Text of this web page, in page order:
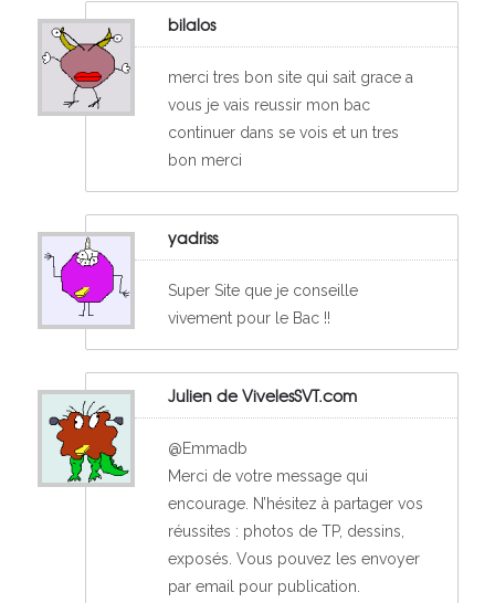
bilalos
merci tres bon site qui sait grace a
vous je vais reussir mon bac
continuer dans se vois et un tres
bon merci
yadriss
Super Site que je conseille
vivement pour le Bac !!
Julien de VivelesSVT.com
@Emmadb
Merci de votre message qui
encourage. N’hésitez à partager vos
réussites : photos de TP, dessins,
exposés. Vous pouvez les envoyer
par email pour publication.